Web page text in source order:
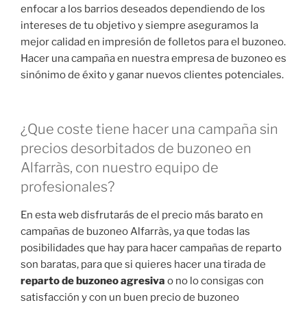
enfocar a los barrios deseados dependiendo de los
intereses de tu objetivo y siempre aseguramos la
mejor calidad en impresión de folletos para el buzoneo.
Hacer una campaña en nuestra empresa de buzoneo es
sinónimo de éxito y ganar nuevos clientes potenciales.
¿Que coste tiene hacer una campaña sin
precios desorbitados de buzoneo en
Alfarràs, con nuestro equipo de
profesionales?
En esta web disfrutarás de el precio más barato en
campañas de buzoneo Alfarràs, ya que todas las
posibilidades que hay para hacer campañas de reparto
son baratas, para que si quieres hacer una tirada de
reparto de buzoneo agresiva o no lo consigas con
satisfacción y con un buen precio de buzoneo